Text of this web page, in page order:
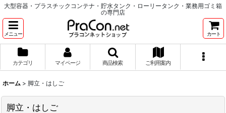
大型容器・プラスチックコンテナ・貯水タンク・ローリータンク・業務用ゴミ箱
の専門店
メニュー カート
カテゴリ マイページ 商品検索 ご利用案内
ホーム > 脚立・はしご
脚立・はしご